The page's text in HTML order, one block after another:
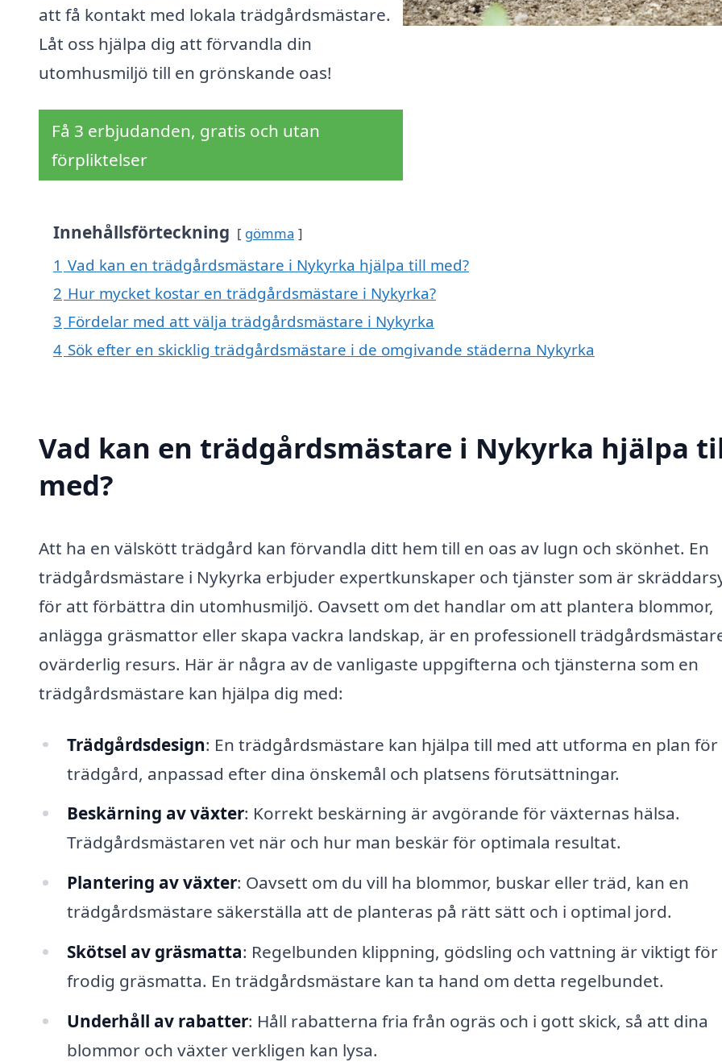
att få kontakt med lokala trädgårdsmästare.
Låt oss hjälpa dig att förvandla din
utomhusmiljö till en grönskande oas!
Få 3 erbjudanden, gratis och utan
förpliktelser
Innehållsförteckning gömma
1 Vad kan en trädgårdsmästare i Nykyrka hjälpa till med?
2 Hur mycket kostar en trädgårdsmästare i Nykyrka?
3 Fördelar med att välja trädgårdsmästare i Nykyrka
4 Sök efter en skicklig trädgårdsmästare i de omgivande städerna Nykyrka
Vad kan en trädgårdsmästare i Nykyrka hjälpa
med?
Att ha en välskött trädgård kan förvandla ditt hem till en oas av lugn och skönhet. En
trädgårdsmästare i Nykyrka erbjuder expertkunskaper och tjänster som är
för att förbättra din utomhusmiljö. Oavsett om det handlar om att plantera blommor,
anlägga gräsmattor eller skapa vackra landskap, är en professionell
ovärderlig resurs. Här är några av de vanligaste uppgifterna och tjänsterna som en
trädgårdsmästare kan hjälpa dig med:
Trädgårdsdesign: En trädgårdsmästare kan hjälpa till med att utforma en plan för
trädgård, anpassad efter dina önskemål och platsens förutsättningar.
Beskärning av växter: Korrekt beskärning är avgörande för växternas hälsa.
Trädgårdsmästaren vet när och hur man beskär för optimala resultat.
Plantering av växter: Oavsett om du vill ha blommor, buskar eller träd, kan en
trädgårdsmästare säkerställa att de planteras på rätt sätt och i optimal jord.
Skötsel av gräsmatta: Regelbunden klippning, gödsling och vattning är viktigt för
frodig gräsmatta. En trädgårdsmästare kan ta hand om detta regelbundet.
Underhåll av rabatter: Håll rabatterna fria från ogräs och i gott skick, så att dina
blommor och växter verkligen kan lysa.